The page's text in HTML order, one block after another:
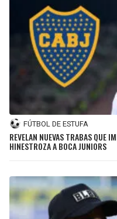
FÚTBOL DE ESTUFA
REVELAN NUEVAS TRABAS QUE
HINESTROZA A BOCA JUNIORS